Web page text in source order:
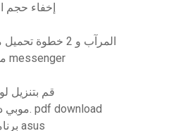
إخفاء حجم
Loopmasters uk المرآب و 2 خطوة تحميل مجاني
موقع التنزيل لصور تطبيق messenger
قم بتنزيل
موبي داك للكتاب دونوفان هون. pdf download
برنامج تشغيل الصوت لتنزيل asus